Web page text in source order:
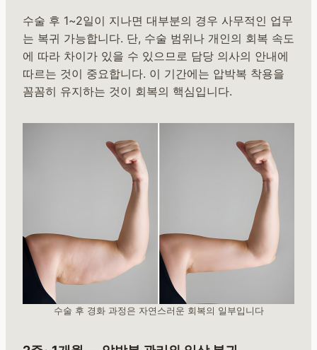
수술 후 1~2일이 지나면 대부분의 경우 사무적인 업무
는 복귀 가능합니다. 단, 수술 범위나 개인의 회복 속도
에 따라 차이가 있을 수 있으므로 담당 의사의 안내에
따르는 것이 중요합니다. 이 기간에는 압박복 착용을
꼼꼼히 유지하는 것이 회복의 핵심입니다.
수술 후 경화 과정은 자연스러운 회복의 일부입니다